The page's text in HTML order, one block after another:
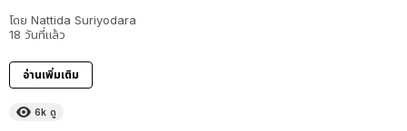
โดย Nattida Suriyodara
18 วันที่แล้ว
อ่านเพิ่มเติม
6k ดู